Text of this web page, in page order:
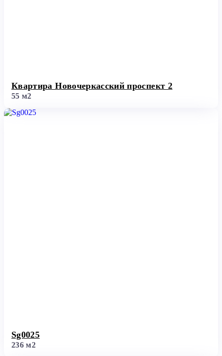
Квартира Новочеркасский проспект 2
55 м2
Sg0025
236 м2